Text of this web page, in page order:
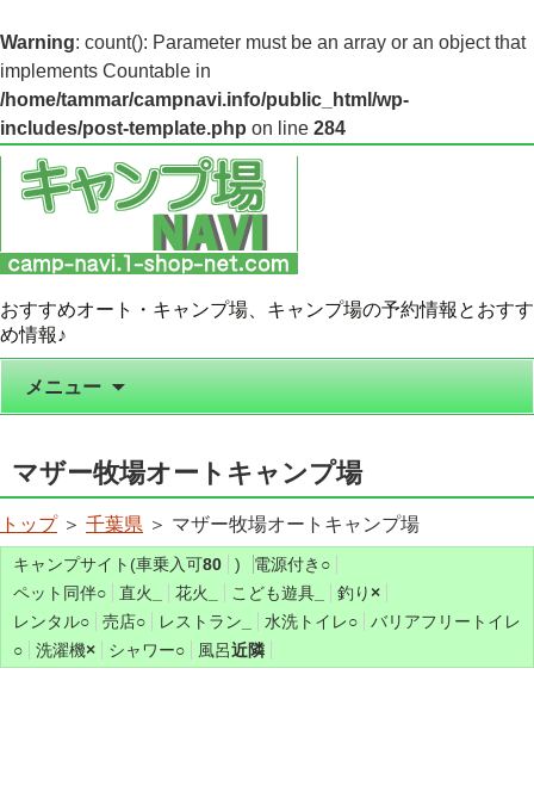
Warning: count(): Parameter must be an array or an object that
implements Countable in
/home/tammar/campnavi.info/public_html/wp-
includes/post-template.php on line 284
おすすめオート・キャンプ場、キャンプ場の予約情報とおすす
め情報♪
メニュー
マザー牧場オートキャンプ場
トップ＞ 千葉県 ＞ マザー牧場オートキャンプ場
キャンプサイト(車乗入可80 ) 電源付き ○
ペット同伴○ 直火 花火 こども遊具 釣り ×
レンタル○ 売店○ レストラン 水洗トイレ○
バリアフリートイレ
○
洗濯機× シャワー○ 風呂近隣